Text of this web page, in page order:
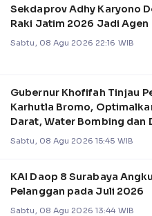
Sekdaprov Adhy Karyono
Raki Jatim 2026 Jadi Agen
Sabtu, 08 Agu 2026 22:16 WIB
Gubernur Khofifah Tinjau
Karhutla Bromo,
Darat, Water Bombing dan
Sabtu, 08 Agu 2026 15:45 WIB
KAI Daop 8 Surabaya
Pelanggan pada Juli 2026
Sabtu, 08 Agu 2026 13:44 WIB